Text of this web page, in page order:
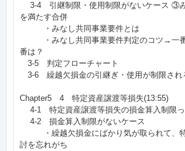
3-4 引継制限・使用制限がないケース ③
を満たす合併
・みなし共同事業要件とは
・みなし共同事業要件判定のコツ→一番
番は？
3-5 判定フローチャート
3-6 繰越欠損金の引継ぎ・使用が制限され
Chapter5 4 特定資産譲渡等損失(13:55)
4-1 特定資産譲渡等損失の損金算入制限っ
4-2 損金算入制限がないケース
・繰越欠損金にばかり気が取られて、特
討を忘れがち